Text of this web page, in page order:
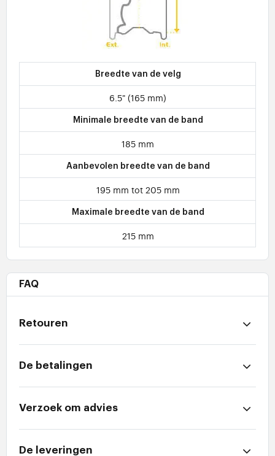
Breedte van de velg
6.5" (165 mm)
Minimale breedte van de band
185 mm
Aanbevolen breedte van de band
195 mm tot 205 mm
Maximale breedte van de band
215 mm
FAQ
Retouren
De betalingen
Verzoek om advies
De leveringen